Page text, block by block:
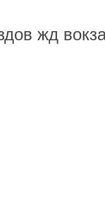
жд